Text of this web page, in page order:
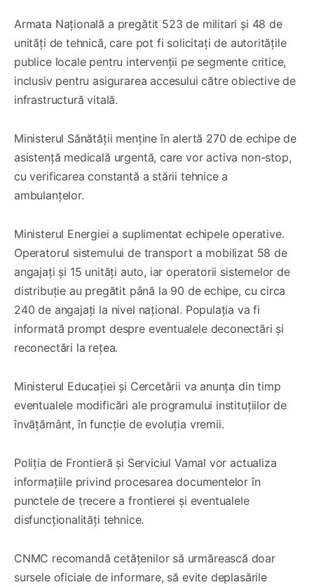
Armata Națională a pregătit 523 de militari și 48 de
unități de tehnică, care pot fi solicitați de autoritățile
publice locale pentru intervenții pe segmente critice,
inclusiv pentru asigurarea accesului către obiective de
infrastructură vitală.
Ministerul Sănătății menține în alertă 270 de echipe de
asistență medicală urgentă, care vor activa non-stop,
cu verificarea constantă a stării tehnice a
ambulanțelor.
Ministerul Energiei a suplimentat echipele operative.
Operatorul sistemului de transport a mobilizat 58 de
angajați și 15 unități auto, iar operatorii sistemelor de
distribuție au pregătit până la 90 de echipe, cu circa
240 de angajați la nivel național. Populația va fi
informată prompt despre eventualele deconectări și
reconectări la rețea.
Ministerul Educației și Cercetării va anunța din timp
eventualele modificări ale programului instituțiilor de
învățământ, în funcție de evoluția vremii.
Poliția de Frontieră și Serviciul Vamal vor actualiza
informațiile privind procesarea documentelor în
punctele de trecere a frontierei și eventualele
disfuncționalități tehnice.
CNMC recomandă cetățenilor să urmărească doar
sursele oficiale de informare, să evite deplasările